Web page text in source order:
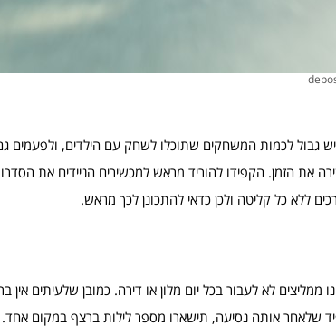
לכמות המשחקים שתוכלו לשחק עם הילדים, ולפעמים גם
את הזמן. הקפידו להוריד מראש למכשירים הניידים את
ללא כל קליטה ולכן כדאי להתכונן לכך מראש.
ממליצים לא לעבור בכל יום מלון או דירה. כמובן שלעיתים
שלאחר אותה נסיעה, תישארו מספר לילות ברצף במקום אחד.